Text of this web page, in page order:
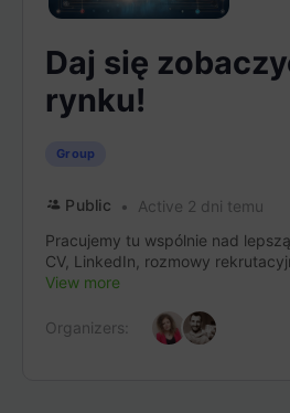
Daj się
rynku!
Group
Public
Active 2 dni temu
Pracujemy tu wspólnie nad
CV, LinkedIn, rozmowy
View more
Organizers: